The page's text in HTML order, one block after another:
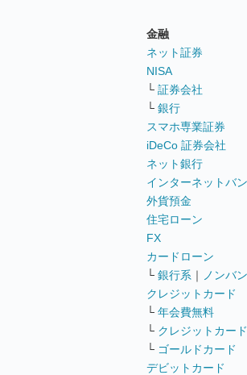
金融
ネット証券
NISA
└ 証券会社
└ 銀行
スマホ専業証券
iDeCo 証券会社
ネット銀行
インターネットバ
外貨預金
住宅ローン
FX
カードローン
└ 銀行系 ｜
ノンバ
クレジットカード
└ 年会費無料
└ クレジットカード
└ ゴールドカード
デビットカード